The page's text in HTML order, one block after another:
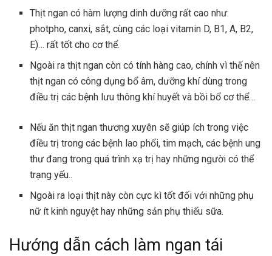
Thịt ngan có hàm lượng dinh dưỡng rất cao như:
photpho, canxi, sắt, cùng các loại vitamin D, B1, A, B2,
E)… rất tốt cho cơ thể.
Ngoài ra thịt ngan còn có tính hàng cao, chính vì thế nên
thịt ngan có công dụng bổ âm, dưỡng khí dùng trong
điều trị các bệnh lưu thông khí huyết và bồi bổ cơ thể…
Nếu ăn thịt ngan thương xuyên sẽ giúp ích trong việc
điều trị trong các bệnh lao phổi, tim mạch, các bệnh ung
thư đang trong quá trình xạ trị hay những người có thể
trạng yếu..
Ngoài ra loại thịt này còn cực kì tốt đối với những phụ
nữ ít kinh nguyệt hay những sản phụ thiếu sữa.
Hướng dẫn cách làm ngan tái